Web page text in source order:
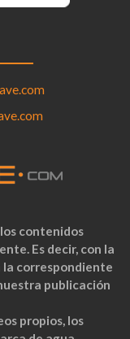
contenidos
Es decir, con la
correspondiente
publicación
propios, los